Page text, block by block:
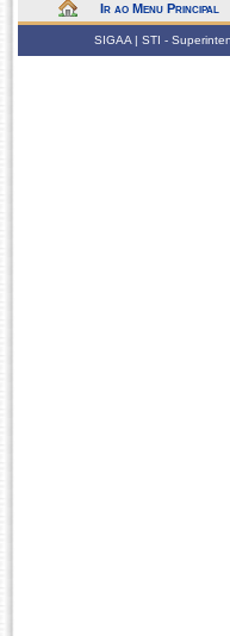
Ir ao Menu Principal
SIGAA | STI -